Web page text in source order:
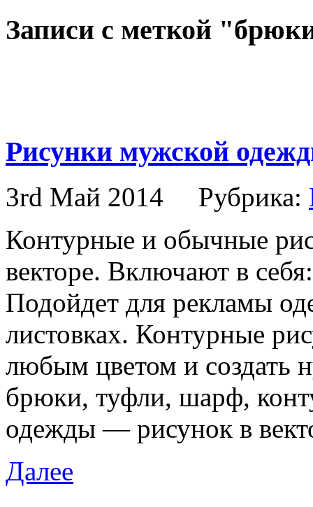
Записи с меткой
Рисунки мужской
3rd Май 2014 Рубрика:
Контурные и обычные
векторе. Включают в
Подойдет для рекламы
листовках. Контурные
любым цветом и
брюки, туфли, шарф,
одежды — рисунок в
Далее